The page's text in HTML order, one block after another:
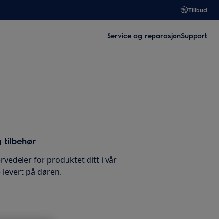
Tillbud
Service og reparasjonSupport
tilbehør
for produktet ditt i vår
på døren.